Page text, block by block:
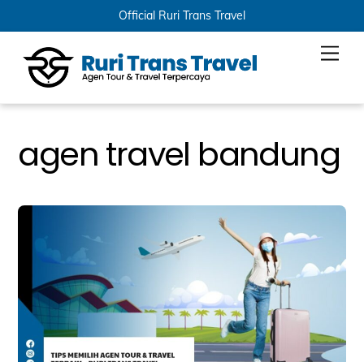
Official Ruri Trans Travel
content
agen travel bandung